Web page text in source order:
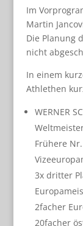
Im
Martin
Die Planung
nicht
In einem
Athlethen
WERNER
Frühere
3x dritter
2facher
20facher